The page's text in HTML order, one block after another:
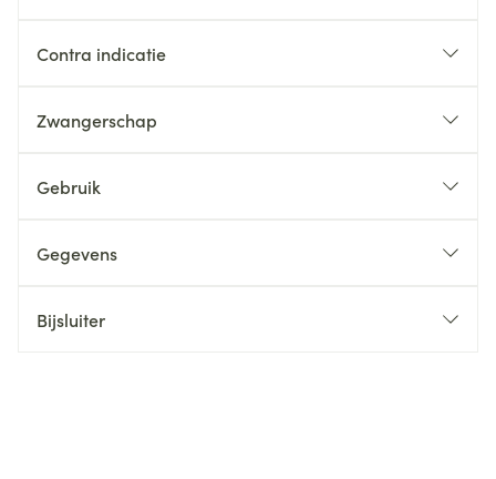
Contra indicatie
Zwangerschap
Gebruik
Gegevens
Bijsluiter